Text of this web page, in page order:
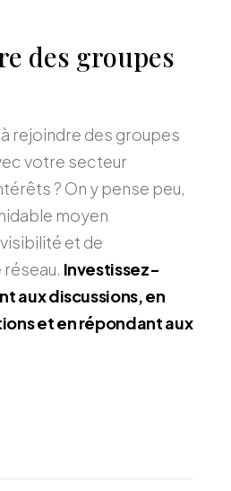
des groupes
rejoindre des groupes
votre secteur
? On y pense peu,
moyen
et de
Investissez-
aux discussions, en
et en répondant aux